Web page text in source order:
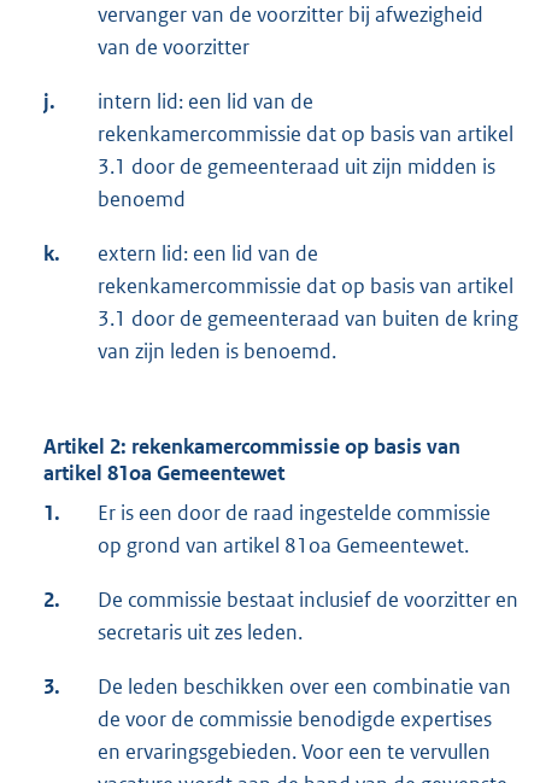
vervanger van de voorzitter bij afwezigheid
van de voorzitter
j.
intern lid: een lid van de
rekenkamercommissie dat op basis van artikel
3.1 door de gemeenteraad uit zijn midden is
benoemd
k.
extern lid: een lid van de
rekenkamercommissie dat op basis van artikel
3.1 door de gemeenteraad van buiten de kring
van zijn leden is benoemd.
Artikel 2: rekenkamercommissie op basis van
artikel 81oa Gemeentewet
1.
Er is een door de raad ingestelde commissie
op grond van artikel 81oa Gemeentewet.
2.
De commissie bestaat inclusief de voorzitter en
secretaris uit zes leden.
3.
De leden beschikken over een combinatie van
de voor de commissie benodigde expertises
en ervaringsgebieden. Voor een te vervullen